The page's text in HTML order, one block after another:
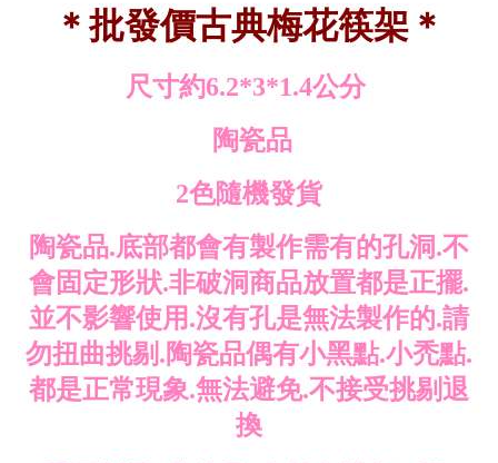
＊批發價古典梅花筷架＊
尺寸約6.2*3*1.4公分
陶瓷品
2色隨機發貨
陶瓷品.底部都會有製作需有的孔洞.不
會固定形狀.非破洞商品放置都是正擺.
並不影響使用.沒有孔是無法製作的.請
勿扭曲挑剔.陶瓷品偶有小黑點.小禿點.
都是正常現象.無法避免.不接受挑剔退
換